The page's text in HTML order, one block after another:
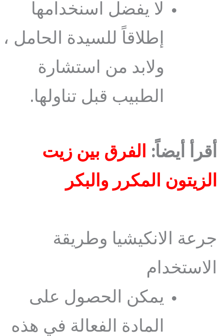
لا يفضل اسنخدامها
إطلاقاً للسيدة الحامل ،
ولابد من استشارة
الطبيب قبل تناولها.
أقرأ أيضاً: الفرق بين زيت
الزيتون المكرر والبكر
جرعة الانكيشيا وطريقة
الاستخدام
يمكن الحصول على
المادة الفعالة في هذه